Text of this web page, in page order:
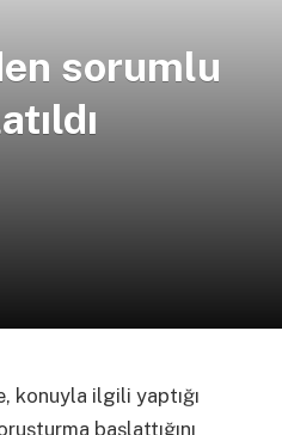
sorumlu
konuyla ilgili yaptığı
başlattığını